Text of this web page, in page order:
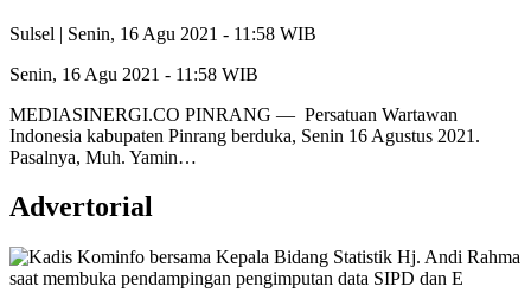
Sulsel | Senin, 16 Agu 2021 - 11:58 WIB
Senin, 16 Agu 2021 - 11:58 WIB
MEDIASINERGI.CO PINRANG — Persatuan Wartawan
Indonesia kabupaten Pinrang berduka, Senin 16 Agustus 2021.
Pasalnya, Muh. Yamin…
Advertorial